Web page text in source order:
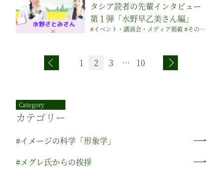
タシア読者の先輩インタビュー
第１弾「水野早乙美さん編」
#イベント・講演会・メディア掲載 #その他 #ピックアップ #祖国づくりのアイディア集
の
ペ
送
前へ 1 2 3 … 10 次へ
Category
カテゴリー
#イメージの科学「形象学」
#メグレ氏からの挨拶